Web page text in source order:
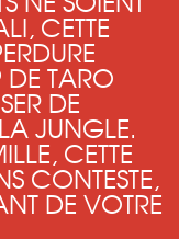
CETTE
DE TARO
DE
JUNGLE.
CETTE
CONTESTE,
DE VOTRE